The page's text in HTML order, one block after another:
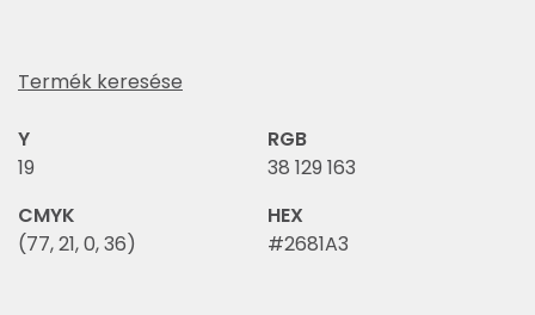
Termék keresése
Y
19
RGB
38 129 163
CMYK
(77, 21, 0, 36)
HEX
#2681A3